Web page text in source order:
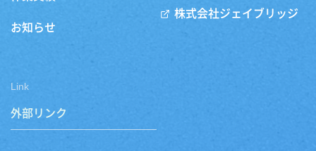
お知らせ
株式会社ジェイブリッジ
Link
外部リンク